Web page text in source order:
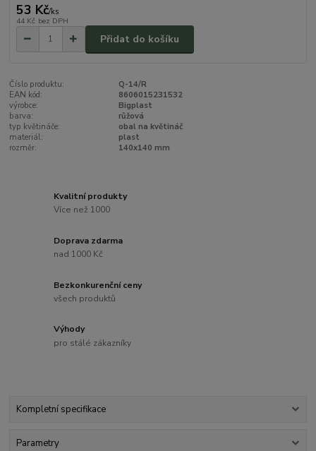
53 Kč/ks
44 Kč bez DPH
Přidat do košíku
Číslo produktu:
Q-14/R
EAN kód:
8606015231532
výrobce:
Bigplast
barva:
růžová
typ květináče:
obal na květináč
materiál:
plast
rozměr:
140x140 mm
Kvalitní produkty
Více než 1000
Doprava zdarma
nad 1000 Kč
Bezkonkurenční ceny
všech produktů
Výhody
pro stálé zákazníky
Kompletní specifikace
Parametry